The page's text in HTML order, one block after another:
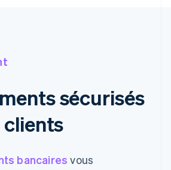
sécurisés
clients
bancaires vous